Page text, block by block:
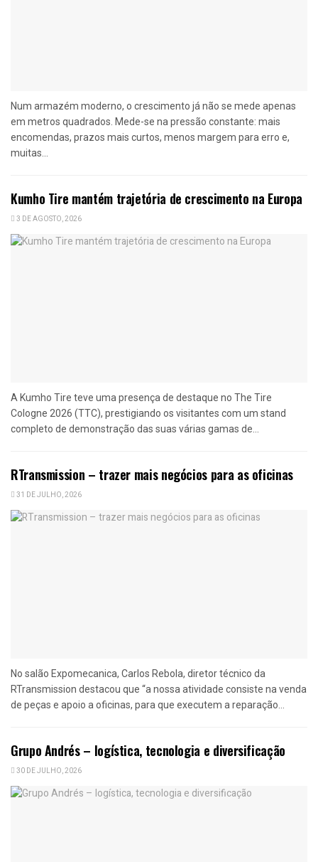
Num armazém moderno, o crescimento já não se mede apenas
em metros quadrados. Mede-se na pressão constante: mais
encomendas, prazos mais curtos, menos margem para erro e,
muitas...
Kumho Tire mantém trajetória de crescimento na Europa
3 DE AGOSTO, 2026
A Kumho Tire teve uma presença de destaque no The Tire
Cologne 2026 (TTC), prestigiando os visitantes com um stand
completo de demonstração das suas várias gamas de...
RTransmission – trazer mais negócios para as oficinas
31 DE JULHO, 2026
No salão Expomecanica, Carlos Rebola, diretor técnico da
RTransmission destacou que “a nossa atividade consiste na venda
de peças e apoio a oficinas, para que executem a reparação...
Grupo Andrés – logística, tecnologia e diversificação
30 DE JULHO, 2026